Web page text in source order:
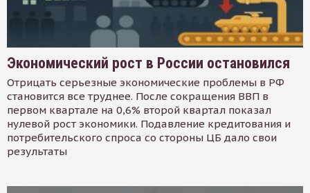
Экономический рост в России остановился
Отрицать серьезные экономические проблемы в РФ
становится все труднее. После сокращения ВВП в
первом квартале на 0,6% второй квартал показал
нулевой рост экономики. Подавление кредитования и
потребительского спроса со стороны ЦБ дало свои
результаты